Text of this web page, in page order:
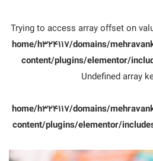
/home/h324117/domains/
content/plugins/elementor/
/home/h324117/domains/
content/plugins/elementor/